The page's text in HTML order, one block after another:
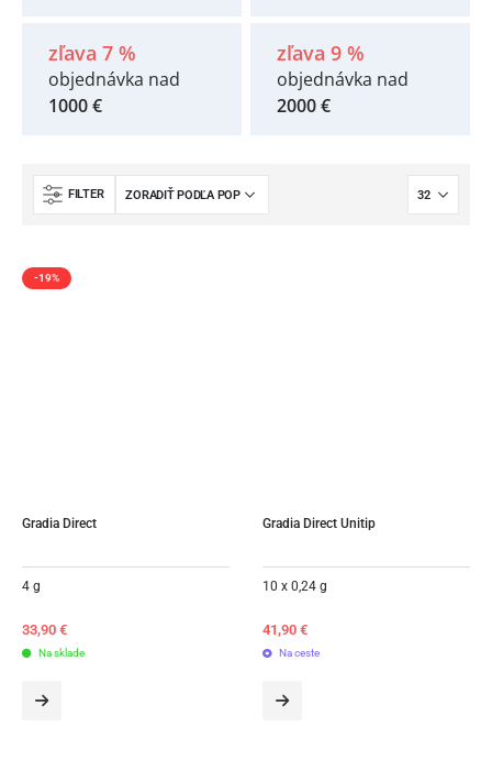
zľava 7 %
objednávka nad
1000 €
zľava 9 %
objednávka nad
2000 €
FILTER
-19%
Gradia Direct
4 g
33,90 €
Na sklade
Gradia Direct Unitip
10 x 0,24 g
41,90 €
Na ceste